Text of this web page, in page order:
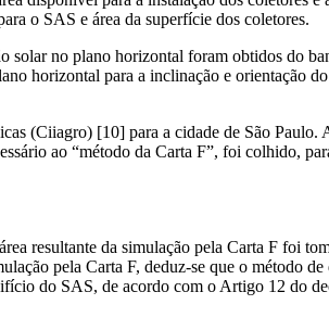
o SAS e área da superfície dos coletores.
solar no plano horizontal foram obtidos do
horizontal para a inclinação e orientação
(Ciiagro) [10] para a cidade de São Paulo.
ao “método da Carta F”, foi colhido,
resultante da simulação pela Carta F foi
pela Carta F, deduz-se que o método
do SAS, de acordo com o Artigo 12 do